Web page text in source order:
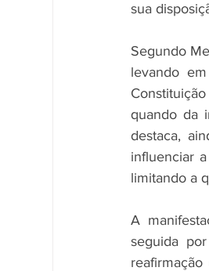
sua
Segundo
levando
quando da
destaca,
influenciar
limitando a
A
seguida